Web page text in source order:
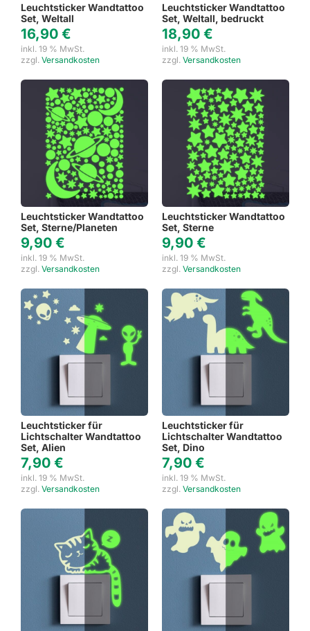
Leuchtsticker Wandtattoo
Set, Weltall
16,90 €
inkl. 19 % MwSt.
zzgl. Versandkosten
Leuchtsticker Wandtattoo
Set, Weltall, bedruckt
18,90 €
inkl. 19 % MwSt.
zzgl. Versandkosten
Leuchtsticker Wandtattoo
Set, Sterne/Planeten
9,90 €
inkl. 19 % MwSt.
zzgl. Versandkosten
Leuchtsticker Wandtattoo
Set, Sterne
9,90 €
inkl. 19 % MwSt.
zzgl. Versandkosten
Leuchtsticker für
Lichtschalter Wandtattoo
Set, Alien
7,90 €
inkl. 19 % MwSt.
zzgl. Versandkosten
Leuchtsticker für
Lichtschalter Wandtattoo
Set, Dino
7,90 €
inkl. 19 % MwSt.
zzgl. Versandkosten